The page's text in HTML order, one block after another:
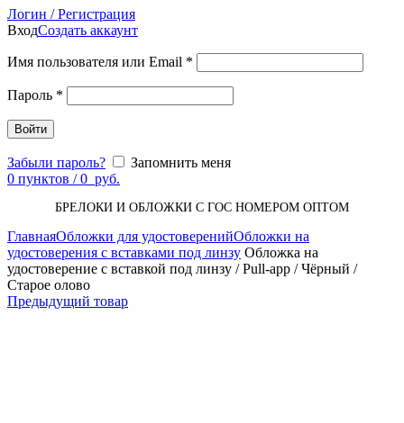
Логин / Регистрация
ВходСоздать аккаунт
Имя пользователя или Email *
Пароль *
Войти
Забыли пароль?
Запомнить меня
0 пунктов / 0 руб.
БРЕЛОКИ И ОБЛОЖКИ С ГОС НОМЕРОМ ОПТОМ
ГлавнаяОбложки для удостоверенийОбложки на
удостоверения с вставками под линзу Обложка на
удостоверение с вставкой под линзу / Pull-app / Чёрный /
Старое олово
Предыдущий товар